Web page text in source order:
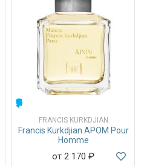
FRANCIS KURKDJIAN
Francis Kurkdjian APOM Pour
Homme
от 2 170 ₽